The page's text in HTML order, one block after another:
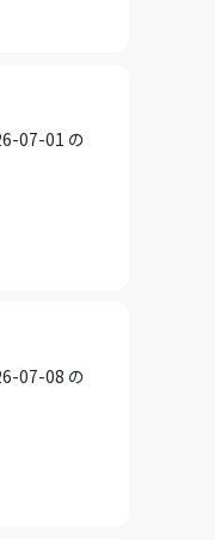
07-01 の
07-08 の